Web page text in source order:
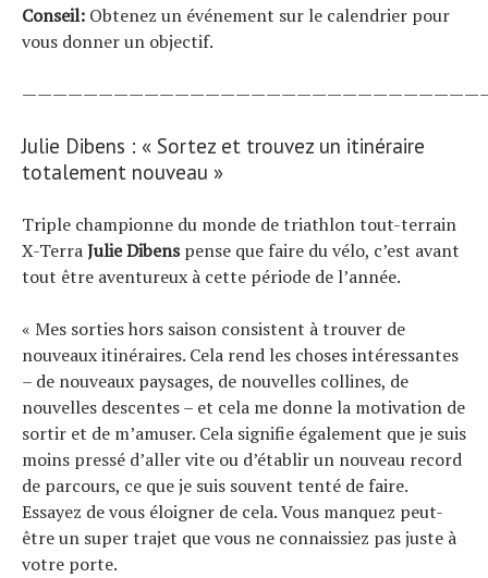
Conseil: Obtenez un événement sur le calendrier pour
vous donner un objectif.
Julie Dibens : « Sortez et trouvez un itinéraire
totalement nouveau »
Triple championne du monde de triathlon tout-terrain
X-TerraJulie Dibenspense que faire du vélo, c’est avant
tout être aventureux à cette période de l’année.
« Mes sorties hors saison consistent à trouver de
nouveaux itinéraires. Cela rend les choses intéressantes
– de nouveaux paysages, de nouvelles collines, de
nouvelles descentes – et cela me donne la motivation de
sortir et de m’amuser. Cela signifie également que je suis
moins pressé d’aller vite ou d’établir un nouveau record
de parcours, ce que je suis souvent tenté de faire.
Essayez de vous éloigner de cela. Vous manquez peut-
être un super trajet que vous ne connaissiez pas juste à
votre porte.